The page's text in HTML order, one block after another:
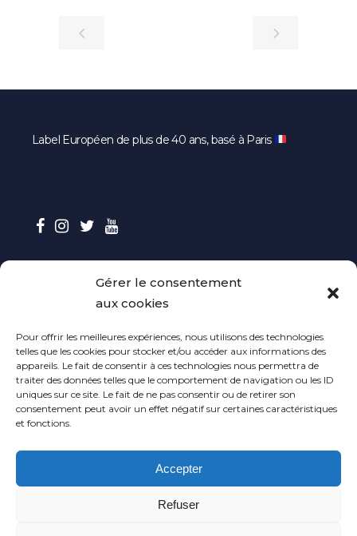
Gérer le consentement
aux cookies
Pour offrir les meilleures expériences, nous utilisons des technologies
telles que les cookies pour stocker et/ou accéder aux informations des
appareils. Le fait de consentir à ces technologies nous permettra de
traiter des données telles que le comportement de navigation ou les ID
uniques sur ce site. Le fait de ne pas consentir ou de retirer son
consentement peut avoir un effet négatif sur certaines caractéristiques
et fonctions.
Accepter
Refuser
Label Européen de plus de 40 ans, basé à Paris
CONTACT
Envoyer vos maquettes
Contact Presse
Politique de cookies (UE)